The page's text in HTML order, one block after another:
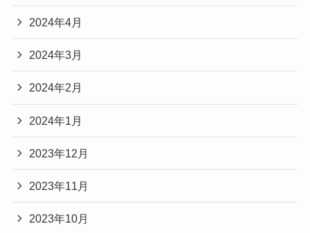
2024年4月
2024年3月
2024年2月
2024年1月
2023年12月
2023年11月
2023年10月